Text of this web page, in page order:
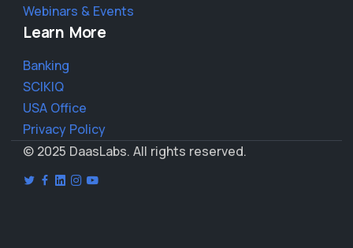
Webinars & Events
Learn More
Banking
SCIKIQ
USA Office
Privacy Policy
© 2025 DaasLabs. All rights reserved.